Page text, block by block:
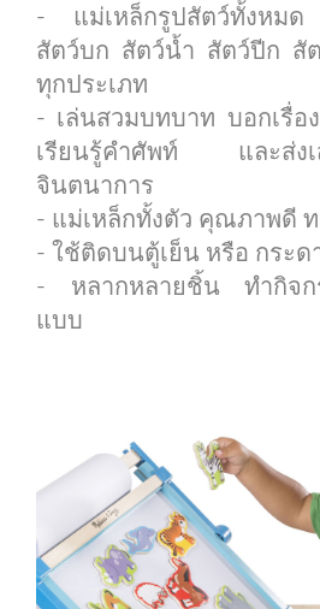
- แม่เหล็กรูปสัตว์ทั้งหมด
สัตว์บก สัตว์น้ำ สัตว์ปีก สั
ทุกประเภท
- เล่นสวมบทบาท บอกเรื่อ
เรียนรู้คำศัพท์ และส่งเ
จินตนาการ
- แม่เหล็กทั้งตัว คุณภาพดี
- ใช้ติดบนตู้เย็น หรือ กระ
- หลากหลายชิ้น ทำกิจก
แบบ